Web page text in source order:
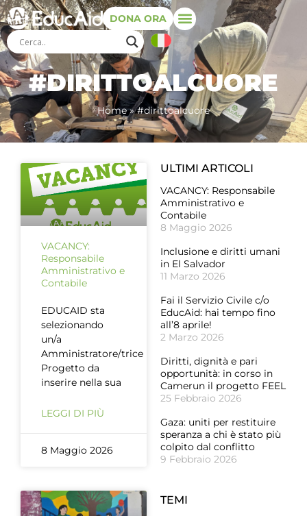
DONA ORA
#DIRITTOALCUORE
Home»#dirittoalcuore
VACANCY:
Responsabile
Amministrativo e
Contabile
EDUCAID sta
selezionando
un/a
Amministratore/trice
Progetto da
inserire nella sua
LEGGI DI PIÙ
8 Maggio 2026
ULTIMI ARTICOLI
VACANCY: Responsabile
Amministrativo e
Contabile
8 Maggio 2026
Inclusione e diritti umani
in El Salvador
11 Marzo 2026
Fai il Servizio Civile c/o
EducAid: hai tempo fino
all’8 aprile!
2 Marzo 2026
Diritti, dignità e pari
opportunità: in corso in
Camerun il progetto FEEL
25 Febbraio 2026
Gaza: uniti per restituire
speranza a chi è stato più
colpito dal conflitto
9 Febbraio 2026
TEMI